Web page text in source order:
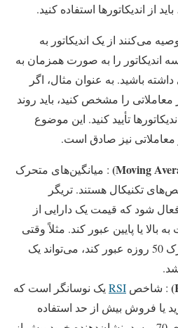
از اندیکاتورها استفاده کنید.
می‌کنند از یک اندیکاتور به
سه اندیکاتور را به صورت همزمان به
باشید. به عنوان مثال، اگر
را مشخص کنید، باید روند
تأیید کنید. این موضوع
معاملاتی نیز صادق است.
: میانگین‌های متحرک
تکنیکال هستند. تریگر
شود که قیمت یک دارایی از
بالا یا پایین عبور کند. مثلاً وقتی
که قیمت از میانگین متحرک 50 روزه عبور کند، می‌تواند یک
: شاخص RSI یک نوسانگر است که
یا فروش بیش از حد استفاده